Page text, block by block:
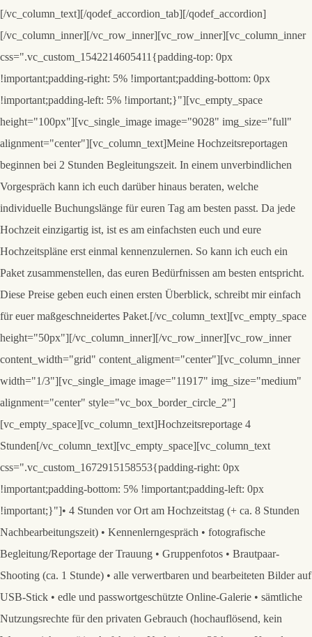
[/vc_column_text][/qodef_accordion_tab][/qodef_accordion]
[/vc_column_inner][/vc_row_inner][vc_row_inner][vc_column_inner
css=".vc_custom_1542214605411{padding-top: 0px
!important;padding-right: 5% !important;padding-bottom: 0px
!important;padding-left: 5% !important;}"][vc_empty_space
height="100px"][vc_single_image image="9028" img_size="full"
alignment="center"][vc_column_text]Meine Hochzeitsreportagen
beginnen bei 2 Stunden Begleitungszeit. In einem unverbindlichen
Vorgespräch kann ich euch darüber hinaus beraten, welche
individuelle Buchungslänge für euren Tag am besten passt. Da jede
Hochzeit einzigartig ist, ist es am einfachsten euch und eure
Hochzeitspläne erst einmal kennenzulernen. So kann ich euch ein
Paket zusammenstellen, das euren Bedürfnissen am besten entspricht.
Diese Preise geben euch einen ersten Überblick, schreibt mir einfach
für euer maßgeschneidertes Paket.[/vc_column_text][vc_empty_space
height="50px"][/vc_column_inner][/vc_row_inner][vc_row_inner
content_width="grid" content_aligment="center"][vc_column_inner
width="1/3"][vc_single_image image="11917" img_size="medium"
alignment="center" style="vc_box_border_circle_2"]
[vc_empty_space][vc_column_text]Hochzeitsreportage 4
Stunden[/vc_column_text][vc_empty_space][vc_column_text
css=".vc_custom_1672915158553{padding-right: 0px
!important;padding-bottom: 5% !important;padding-left: 0px
!important;}"]• 4 Stunden vor Ort am Hochzeitstag (+ ca. 8 Stunden
Nachbearbeitungszeit) • Kennenlerngespräch • fotografische
Begleitung/Reportage der Trauung • Gruppenfotos • Brautpaar-
Shooting (ca. 1 Stunde) • alle verwertbaren und bearbeiteten Bilder auf
USB-Stick • edle und passwortgeschützte Online-Galerie • sämtliche
Nutzungsrechte für den privaten Gebrauch (hochauflösend, kein